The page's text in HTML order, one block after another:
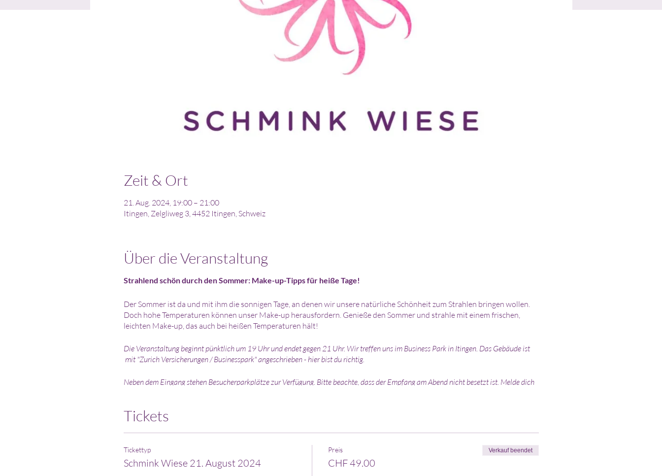
Zeit & Ort
21. Aug. 2024, 19:00 – 21:00
Itingen, Zelgliweg 3, 4452 Itingen, Schweiz
Über die Veranstaltung
Strahlend schön durch den Sommer: Make-up-Tipps für heiße Tage!
Der Sommer ist da und mit ihm die sonnigen Tage, an denen wir unsere natürliche Schönheit zum Strahlen bringen wollen.
Doch hohe Temperaturen können unser Make-up herausfordern. Genieße den Sommer und strahle mit einem frischen,
leichten Make-up, das auch bei heißen Temperaturen hält!
Die Veranstaltung beginnt pünktlich um 19 Uhr und endet gegen 21 Uhr. Wir treffen uns im Business Park in Itingen. Das Gebäude ist
mit "Zurich Versicherungen / Businesspark" angeschrieben - hier bist du richtig.
Neben dem Eingang stehen Besucherparkplätze zur Verfügung. Bitte beachte, dass der Empfang am Abend nicht besetzt ist. Melde dich
Ich stelle dir alle benötigten Materialien zur Verfügung. Wenn du jedoch deine eigenen Schminksachen verwenden möchten, darfst du
gutgeschrieben wird. Bei kurzfristigeren Absagen erfolgt keine Rückerstattung.
Bitte bezahlen Sie den fälligen Betrag vor Kursbeginn.
Tickets
Tickettyp
Schmink Wiese 21. August 2024
Preis
CHF 49.00
Verkauf beendet